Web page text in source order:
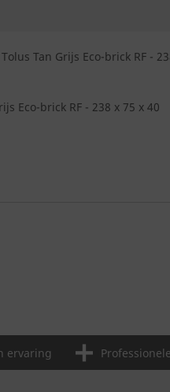
Tan Grijs Eco-brick RF -
Eco-brick RF - 238 x 75 x 40
ervaring